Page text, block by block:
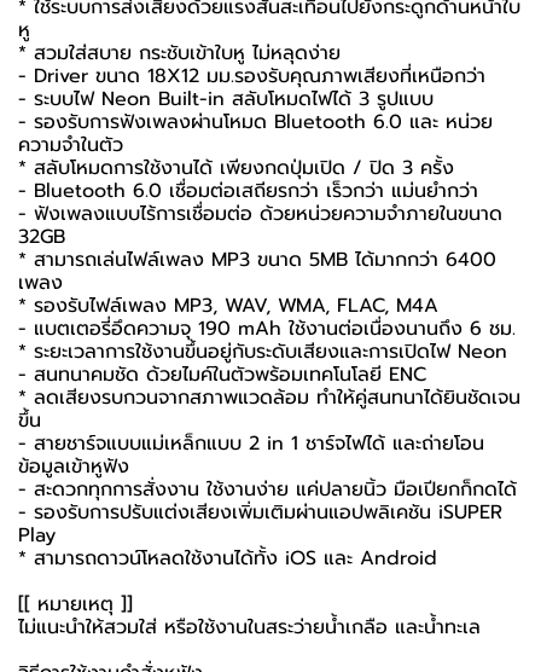
* ใช้ระบบการส่งเสียงด้วยแรงสั่นสะเทือนไปยังกระดูกด้านหน้าใบ
หู
* สวมใส่สบาย กระชับเข้าใบหู ไม่หลุดง่าย
- Driver ขนาด 18X12 มม.รองรับคุณภาพเสียงที่เหนือกว่า
- ระบบไฟ Neon Built-in สลับโหมดไฟได้ 3 รูปแบบ
- รองรับการฟังเพลงผ่านโหมด Bluetooth 6.0 และ หน่วย
ความจำในตัว
* สลับโหมดการใช้งานได้ เพียงกดปุ่มเปิด / ปิด 3 ครั้ง
- Bluetooth 6.0 เชื่อมต่อเสถียรกว่า เร็วกว่า แม่นยำกว่า
- ฟังเพลงแบบไร้การเชื่อมต่อ ด้วยหน่วยความจำภายในขนาด
32GB
* สามารถเล่นไฟล์เพลง MP3 ขนาด 5MB ได้มากกว่า 6400
เพลง
* รองรับไฟล์เพลง MP3, WAV, WMA, FLAC, M4A
- แบตเตอรี่อึดความจุ 190 mAh ใช้งานต่อเนื่องนานถึง 6 ชม.
* ระยะเวลาการใช้งานขึ้นอยู่กับระดับเสียงและการเปิดไฟ Neon
- สนทนาคมชัด ด้วยไมค์ในตัวพร้อมเทคโนโลยี ENC
* ลดเสียงรบกวนจากสภาพแวดล้อม ทำให้คู่สนทนาได้ยินชัดเจน
ขึ้น
- สายชาร์จแบบแม่เหล็กแบบ 2 in 1 ชาร์จไฟได้ และถ่ายโอน
ข้อมูลเข้าหูฟัง
- สะดวกทุกการสั่งงาน ใช้งานง่าย แค่ปลายนิ้ว มือเปียกก็กดได้
- รองรับการปรับแต่งเสียงเพิ่มเติมผ่านแอปพลิเคชัน iSUPER
Play
* สามารถดาวน์โหลดใช้งานได้ทั้ง iOS และ Android
[[ หมายเหตุ ]]
ไม่แนะนำให้สวมใส่ หรือใช้งานในสระว่ายน้ำเกลือ และน้ำทะเล